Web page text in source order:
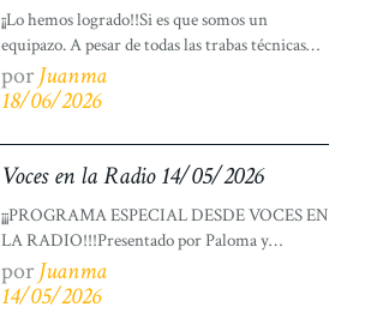
¡¡Lo hemos logrado!!Si es que somos un
equipazo. A pesar de todas las trabas técnicas
acontecidas en el programa de hoy, somos
persistentes y no nos damos por vencidos/as.
Adaptándonos a los imprevistos, compartimos
una nueva edición de Voces en la Radio de la
porJuanma
18/06/2026
Voces en la Radio 14/05/2026
¡¡¡PROGRAMA ESPECIAL DESDE VOCES EN
LA RADIO!!!Presentado por Paloma y
dinamizado por José Luis, Yoli y Alan. Hoy
traemos un especial sobre nuestro viaje a
porJuanma
14/05/2026